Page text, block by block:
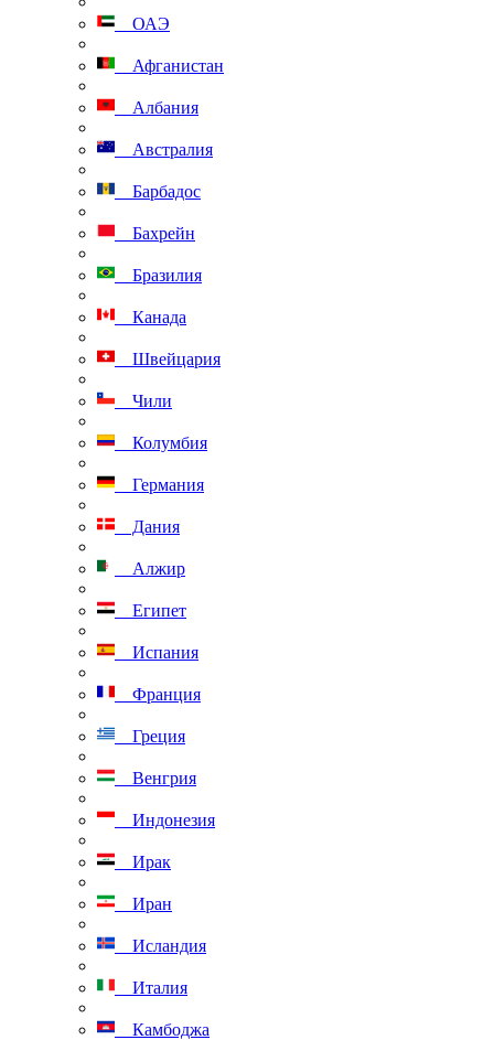
ОАЭ
Афганистан
Албания
Австралия
Барбадос
Бахрейн
Бразилия
Канада
Швейцария
Чили
Колумбия
Германия
Дания
Алжир
Египет
Испания
Франция
Греция
Венгрия
Индонезия
Ирак
Иран
Исландия
Италия
Камбоджа